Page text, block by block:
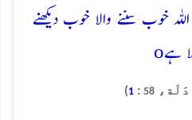
خوب سننے والا خوب دیکھنے
ہےo
58
:
1
)